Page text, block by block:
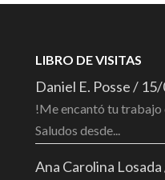
LIBRO DE VISITAS
Daniel E. Posse/
!Me encantó tu
Saludos desde...
Ana Carolina Losada